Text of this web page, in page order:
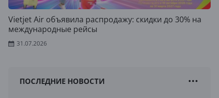
Vietjet Air объявила распродажу: скидки до 30% на
международные рейсы
31.07.2026
ПОСЛЕДНИЕ НОВОСТИ